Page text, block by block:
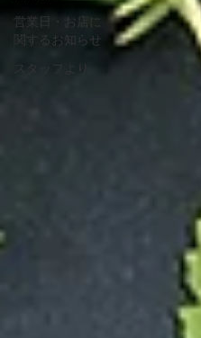
営業日・お店に
関するお知らせ
スタッフより